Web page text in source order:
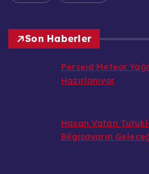
Son Haberler
Perseid Meteor
Hazırlanıyor
Hasan Vatan
Bilgisayarın